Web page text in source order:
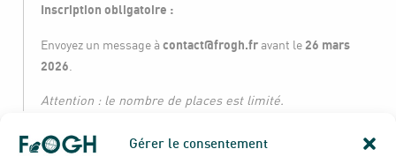
Gérer le consentement
Inscription obligatoire :
Envoyez un message à contact@frogh.fr avant le 26 mars
2026.
Attention : le nombre de places est limité.